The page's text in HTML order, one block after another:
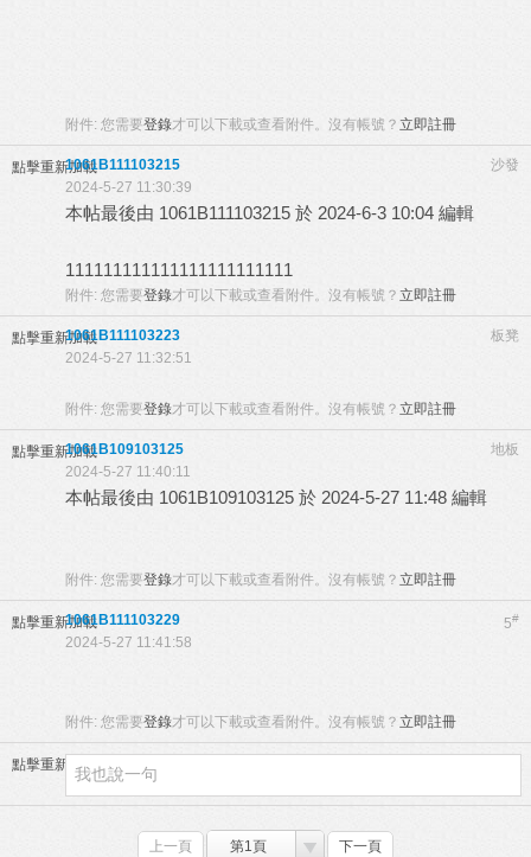
附件: 您需要登錄才可以下載或查看附件。沒有帳號？ 立即註冊
點擊重新加載 沙發
1061B111103215
2024-5-27 11:30:39
本帖最後由 1061B111103215 於 2024-6-3 10:04 編輯
111111111111111111111111
附件: 您需要登錄才可以下載或查看附件。沒有帳號？ 立即註冊
點擊重新加載 板凳
1061B111103223
2024-5-27 11:32:51
附件: 您需要登錄才可以下載或查看附件。沒有帳號？ 立即註冊
點擊重新加載 地板
1061B109103125
2024-5-27 11:40:11
本帖最後由 1061B109103125 於 2024-5-27 11:48 編輯
附件: 您需要登錄才可以下載或查看附件。沒有帳號？ 立即註冊
點擊重新加載 5#
1061B111103229
2024-5-27 11:41:58
附件: 您需要登錄才可以下載或查看附件。沒有帳號？ 立即註冊
點擊重新加載
上一頁 第1頁 下一頁